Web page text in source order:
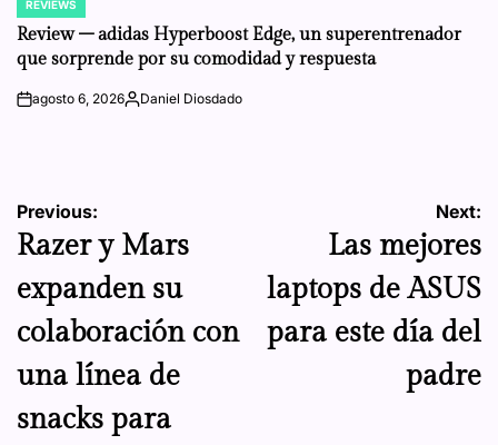
POSTED
IN
REVIEWS
Review – adidas Hyperboost Edge, un superentrenador
que sorprende por su comodidad y respuesta
onagosto 6, 2026Posted
Daniel Diosdado
Navegación
de
entradas
Previous:
Razer y Mars
expanden su
colaboración con
una línea de
snacks para
Next:
Las mejores
laptops de ASUS
para este día del
padre